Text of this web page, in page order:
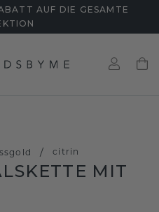
AUF DIE GESAMTE
/ citrin
MIT C